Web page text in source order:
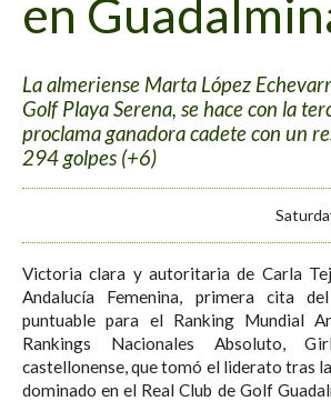
en
La almeriense Marta López
Golf Playa Serena, se hace con la
proclama ganadora cadete con un
294 golpes (+6)
Victoria clara y autoritaria de Carla
Andalucía Femenina, primera cita
puntuable para el Ranking Mundial
Rankings Nacionales Absoluto,
castellonense, que tomó el liderato tras
dominado en el Real Club de Golf